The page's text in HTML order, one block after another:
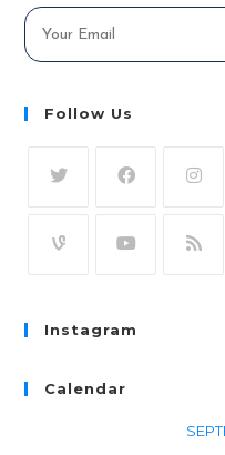
Follow Us
Instagram
Calendar